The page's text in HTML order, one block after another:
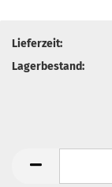
Lieferzeit:
Lagerbestand: